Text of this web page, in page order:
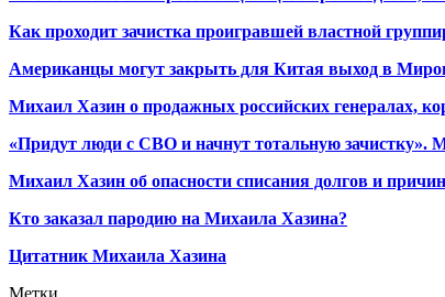
Как проходит зачистка проигравшей властной
Американцы могут закрыть для Китая выход в
Михаил Хазин о продажных российских генералах,
«Придут люди с СВО и начнут тотальную зачистку».
Михаил Хазин об опасности списания долгов и
Кто заказал пародию на Михаила Хазина?
Цитатник Михаила Хазина
Метки